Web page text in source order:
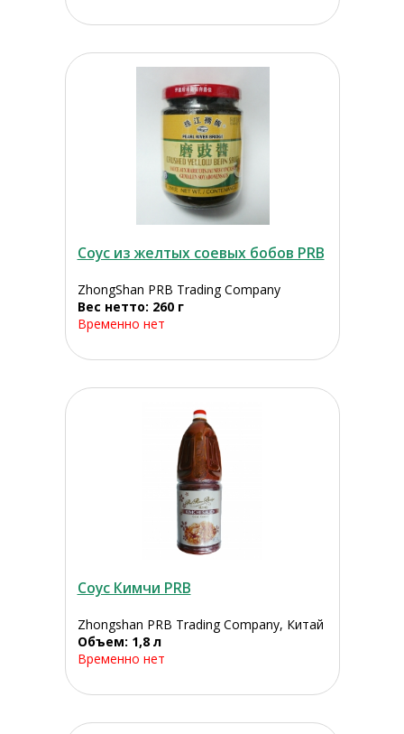
Соус из желтых соевых бобов PRB
ZhongShan PRB Trading Company
Вес нетто: 260 г
Временно нет
Соус Кимчи PRB
Zhongshan PRB Trading Company, Китай
Объем: 1,8 л
Временно нет